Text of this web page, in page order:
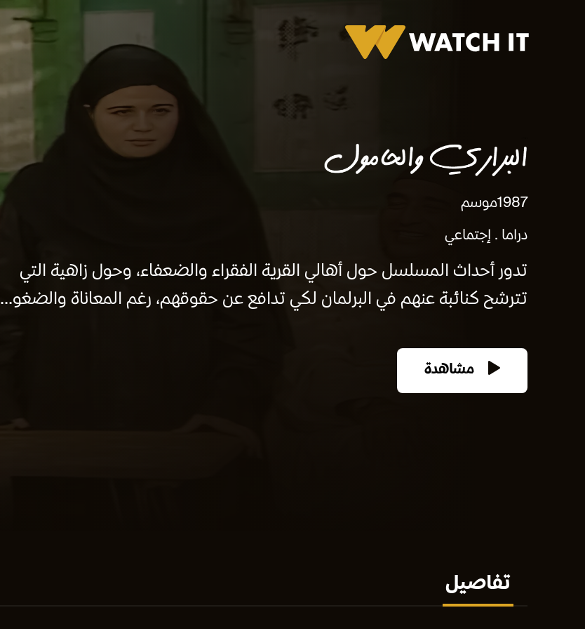
1987موسم
دراما
إجتماعي
تدور أحداث المسلسل حول أهالي القرية الفقراء والضعفاء، وحول زاهية التي
تترشح كنائبة عنهم في البرلمان لكي تدافع عن حقوقهم، رغم المعاناة والضغو...
مشاهدة
تفاصيل